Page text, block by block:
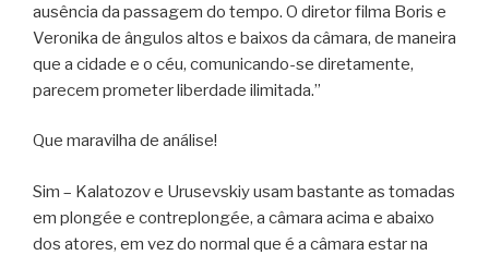
ausência da passagem do tempo. O diretor filma Boris e
Veronika de ângulos altos e baixos da câmara, de maneira
que a cidade e o céu, comunicando-se diretamente,
parecem prometer liberdade ilimitada.”
Que maravilha de análise!
Sim – Kalatozov e Urusevskiy usam bastante as tomadas
em plongée e contreplongée, a câmara acima e abaixo
dos atores, em vez do normal que é a câmara estar na